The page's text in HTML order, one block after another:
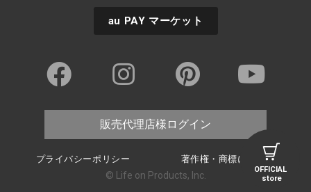
OFFICIAL
store
au PAY マーケット
販売代理店様ログイン
プライバシーポリシー 著作権・商標について
© Life on Products, Inc.